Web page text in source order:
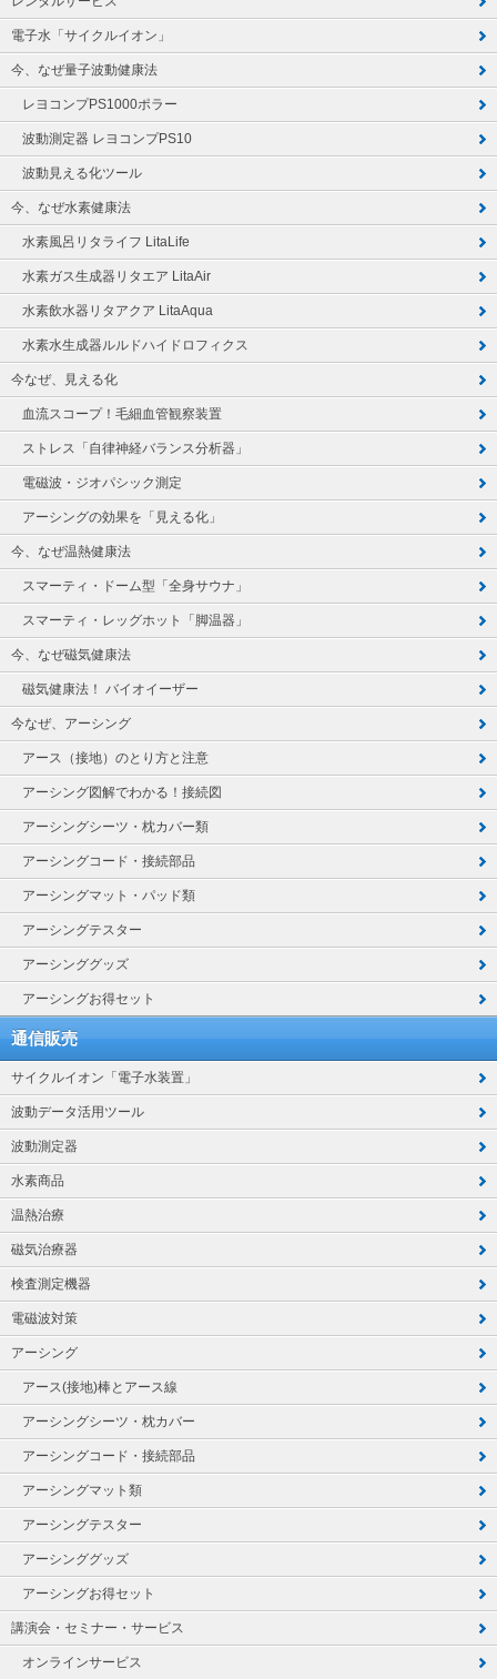
電子水「サイクルイオン」
今、なぜ量子波動健康法
レヨコンプPS1000ポラー
波動測定器 レヨコンプPS10
波動見える化ツール
今、なぜ水素健康法
水素風呂リタライフ LitaLife
水素ガス生成器リタエア LitaAir
水素飲水器リタアクア LitaAqua
水素水生成器ルルドハイドロフィクス
今なぜ、見える化
血流スコープ！毛細血管観察装置
ストレス「自律神経バランス分析器」
電磁波・ジオパシック測定
アーシングの効果を「見える化」
今、なぜ温熱健康法
スマーティ・ドーム型「全身サウナ」
スマーティ・レッグホット「脚温器」
今、なぜ磁気健康法
磁気健康法！ バイオイーザー
今なぜ、アーシング
アース（接地）のとり方と注意
アーシング図解でわかる！接続図
アーシングシーツ・枕カバー類
アーシングコード・接続部品
アーシングマット・パッド類
アーシングテスター
アーシンググッズ
アーシングお得セット
通信販売
サイクルイオン「電子水装置」
波動データ活用ツール
波動測定器
水素商品
温熱治療
磁気治療器
検査測定機器
電磁波対策
アーシング
アース(接地)棒とアース線
アーシングシーツ・枕カバー
アーシングコード・接続部品
アーシングマット類
アーシングテスター
アーシンググッズ
アーシングお得セット
講演会・セミナー・サービス
オンラインサービス